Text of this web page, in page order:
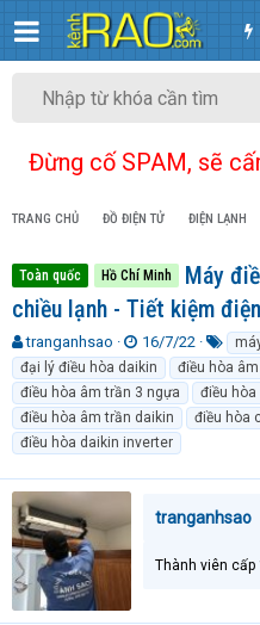
Đừng cố SPAM, sẽ
TRANG CHỦ ĐỒ ĐIỆN TỬ ĐIỆN LẠNH
Toàn quốc Hồ Chí Minh
Máy
chiều lạnh - Tiết kiệm
T
h
r
e
a
d
t
a
r
t
tranganhsao
N
g
à
y
g
ử
16/7/22
ừ
k
h
ó
đại lý điều hòa daikin
điều hòa
điều hòa âm trần 3 ngựa
điều
điều hòa âm trần daikin
điều hòa
điều hòa daikin inverter
tranganhsao
Thành viên cấp